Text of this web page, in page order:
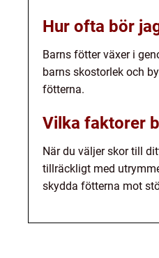
Hur ofta bör
Barns fötter växer i
barns skostorlek och
fötterna.
Vilka faktorer
När du väljer skor till
tillräckligt med
skydda fötterna mot